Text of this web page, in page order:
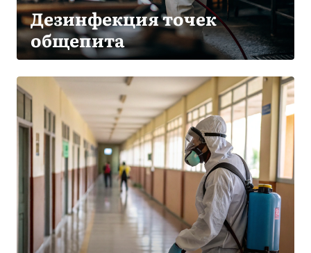
Дезинфекция точек
общепита